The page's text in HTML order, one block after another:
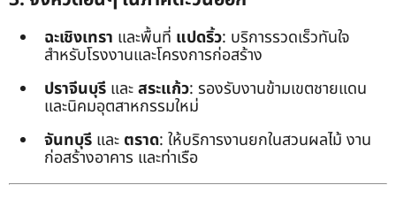
ฉะเชิงเทรา และพื้นที่ แปดริ้ว: บริการรวดเร็วทันใจ
สำหรับโรงงานและโครงการก่อสร้าง
ปราจีนบุรี และสระแก้ว: รองรับงานข้ามเขตชายแดน
และนิคมอุตสาหกรรมใหม่
จันทบุรี และ ตราด: ให้บริการงานยกในสวนผลไม้ งาน
ก่อสร้างอาคาร และท่าเรือ